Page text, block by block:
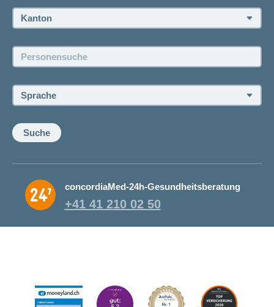
Offene Stellen
Kanton:
Personensuche:
Sprache:
Suche
concordiaMed-24h-Gesundheitsberatung
+41 41 210 02 50